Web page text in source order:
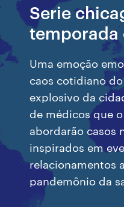
Serie
temporada
Uma emoção
caos cotidiano
explosivo da
de médicos que
abordarão casos
inspirados em
relacionamentos
pandemônio da